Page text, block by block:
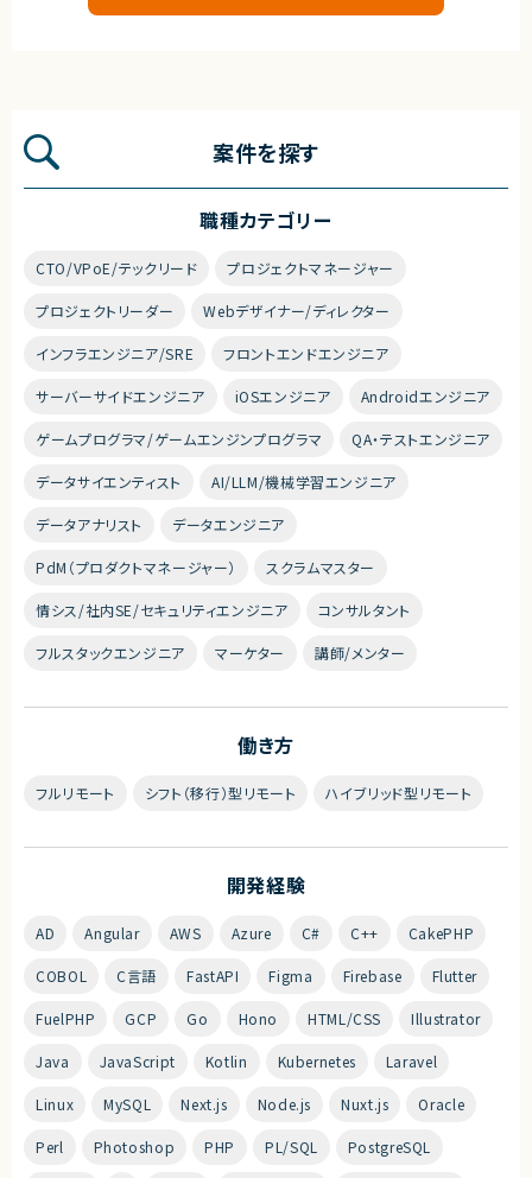
案件を探す
職種カテゴリー
CTO/VPoE/テックリード プロジェクトマネージャー
プロジェクトリーダー Webデザイナー/ディレクター
インフラエンジニア/SRE フロントエンドエンジニア
サーバーサイドエンジニア iOSエンジニア Androidエンジニア
ゲームプログラマ/ゲームエンジンプログラマ QA・テストエンジニア
データサイエンティスト AI/LLM/機械学習エンジニア
データアナリスト データエンジニア
PdM（プロダクトマネージャー） スクラムマスター
情シス/社内SE/セキュリティエンジニア コンサルタント
フルスタックエンジニア マーケター 講師/メンター
働き方
フルリモート シフト（移行）型リモート ハイブリッド型リモート
開発経験
AD Angular AWS Azure C# C++ CakePHP
COBOL C言語 FastAPI Figma Firebase Flutter
FuelPHP GCP Go Hono HTML/CSS Illustrator
Java JavaScript Kotlin Kubernetes Laravel
Linux MySQL Next.js Node.js Nuxt.js Oracle
Perl Photoshop PHP PL/SQL PostgreSQL